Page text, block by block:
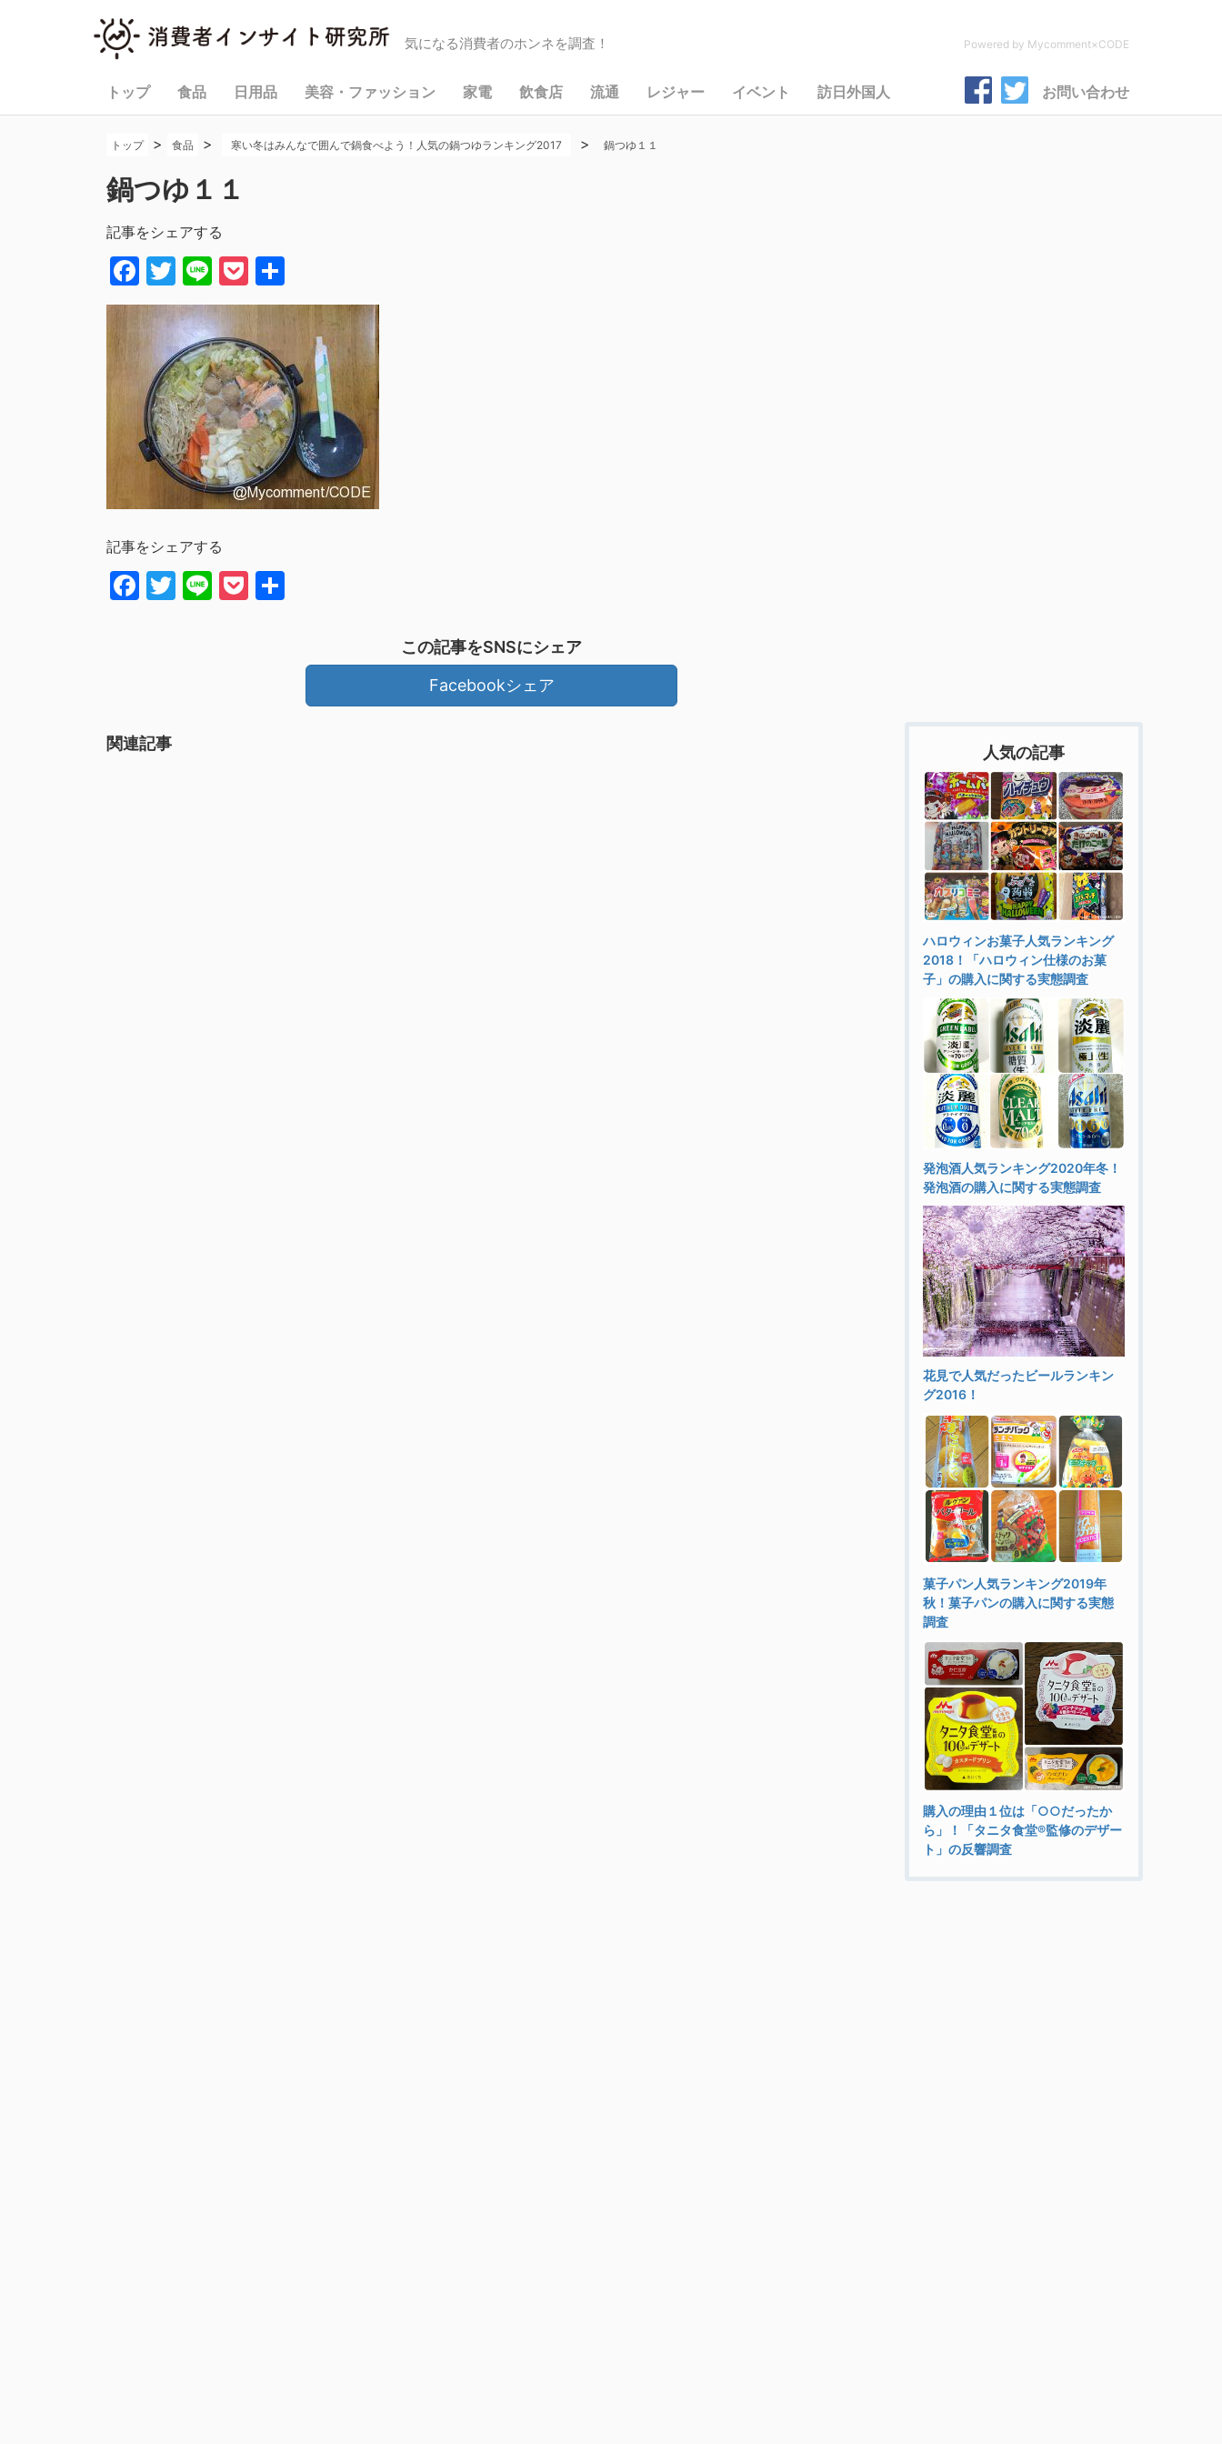
気になる消費者のホンネを調査！ Powered by Mycomment×CODE
トップ 食品 日用品 美容・ファッション 家電 飲食店 流通 レジャー イベント 訪日外国人 お問い合わせ
トップ > 食品 > 寒い冬はみんなで囲んで鍋食べよう！人気の鍋つゆランキング2017 > 鍋つゆ１１
鍋つゆ１１
記事をシェアする
Facebook
Twitter
LinePocket
有
記事をシェアする
Facebook
Twitter
LinePocket
この記事をSNSにシェア
Facebookシェア
関連記事 人気の記事
ハロウィンお菓子人気ランキング
2018！「ハロウィン仕様のお菓
子」の購入に関する実態調査
発泡酒人気ランキング2020年冬！
発泡酒の購入に関する実態調査
花見で人気だったビールランキン
グ2016！
菓子パン人気ランキング2019年
秋！菓子パンの購入に関する実態
調査
購入の理由１位は「○○だったか
ら」！「タニタ食堂®監修のデザー
ト」の反響調査